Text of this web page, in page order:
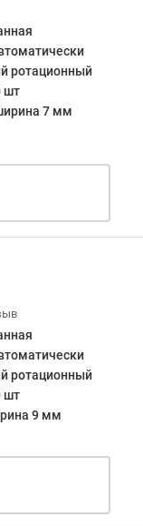
ротационный
шт
7 мм
ротационный
шт
9 мм